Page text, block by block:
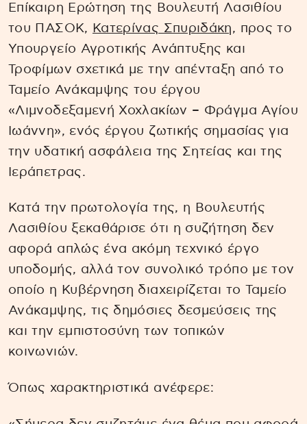
Επίκαιρη Ερώτηση της Βουλευτή Λασιθίου
του ΠΑΣΟΚ, Κατερίνας Σπυριδάκη, προς το
Υπουργείο Αγροτικής Ανάπτυξης και
Τροφίμων σχετικά με την απένταξη από το
Ταμείο Ανάκαμψης του έργου
«Λιμνοδεξαμενή Χοχλακίων – Φράγμα Αγίου
Ιωάννη», ενός έργου ζωτικής σημασίας για
την υδατική ασφάλεια της Σητείας και της
Ιεράπετρας.
Κατά την πρωτολογία της, η Βουλευτής
Λασιθίου ξεκαθάρισε ότι η συζήτηση δεν
αφορά απλώς ένα ακόμη τεχνικό έργο
υποδομής, αλλά τον συνολικό τρόπο με τον
οποίο η Κυβέρνηση διαχειρίζεται το Ταμείο
Ανάκαμψης, τις δημόσιες δεσμεύσεις της
και την εμπιστοσύνη των τοπικών
κοινωνιών.
Όπως χαρακτηριστικά ανέφερε: